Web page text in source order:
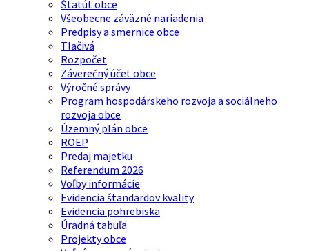
Štatút obce
Všeobecne záväzné nariadenia
Predpisy a smernice obce
Tlačivá
Rozpočet
Záverečný účet obce
Výročné správy
Program hospodárskeho rozvoja a sociálneho
rozvoja obce
Územný plán obce
ROEP
Predaj majetku
Referendum 2026
Voľby informácie
Evidencia štandardov kvality
Evidencia pohrebiska
Úradná tabuľa
Projekty obce